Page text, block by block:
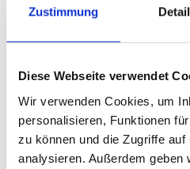
Zustimmung
Diese Webseite verwendet
Wir verwenden Cookies, um
personalisieren, Funktionen
zu können und die Zugriffe
analysieren. Außerdem geben
AGRO
Energieeffizienz-
Netzwerke der
Deutschland. Wir
Beitrag,